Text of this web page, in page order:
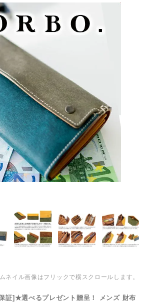
ネイル画像はフリックで横スクロールします。
証]★選べるプレゼント贈呈！ メンズ 財布